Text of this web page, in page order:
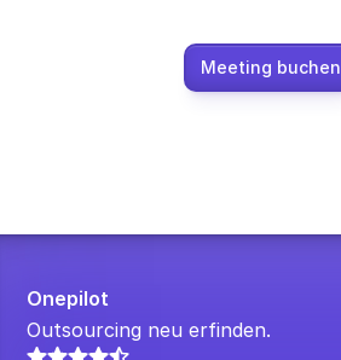
Meeting buchen
Onepilot
Outsourcing neu erfinden.